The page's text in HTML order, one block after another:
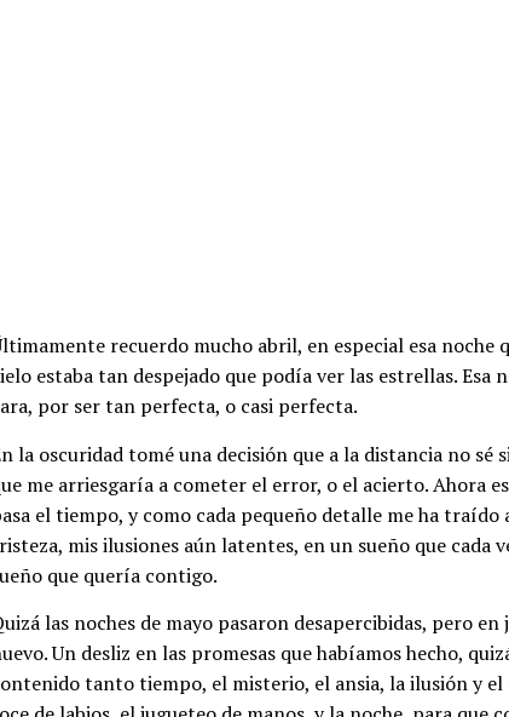
recuerdo mucho abril, en especial esa noche
estaba tan despejado que podía ver las estrellas. Esa
por ser tan perfecta, o casi perfecta.
la oscuridad tomé una decisión que a la distancia no sé
me arriesgaría a cometer el error, o el acierto. Ahora
el tiempo, y como cada pequeño detalle me ha traído
mis ilusiones aún latentes, en un sueño que cada
que quería contigo.
las noches de mayo pasaron desapercibidas, pero
Un desliz en las promesas que habíamos hecho,
tanto tiempo, el misterio, el ansia, la ilusión y el